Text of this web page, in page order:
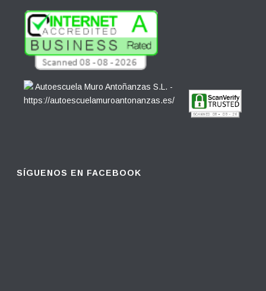
SÍGUENOS EN FACEBOOK